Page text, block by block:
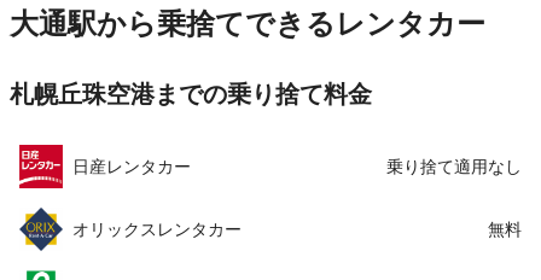
この店舗でレンタカーを探す
住所
北海道札幌市中央区北5条西7-2-1京王プラザホテ
ル札幌1階
大通駅から乗捨てできるレンタカー
札幌丘珠空港までの乗り捨て料金
日産レンタカー 乗り捨て適用なし
オリックスレンタカー 無料